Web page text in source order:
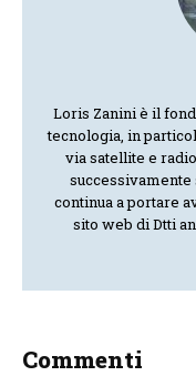
Loris Zanini è il
tecnologia, in
via satellite e
continua a portare
sito web di Dtti
Commenti